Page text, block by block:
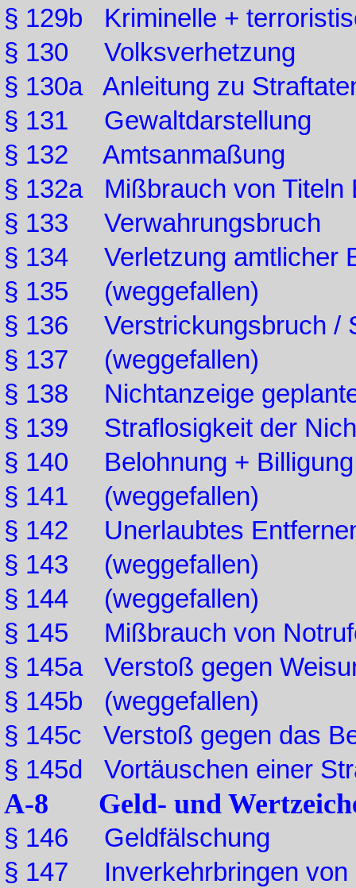
§ 129b Kriminelle +
§ 130 Volksverhetzung
§ 130a Anleitung zu
§ 131 Gewaltdarstellung
§ 132 Amtsanmaßung
§ 132a Mißbrauch von Titeln
§ 133 Verwahrungsbruch
§ 134 Verletzung amtlicher
§ 135 (weggefallen)
§ 136 Verstrickungsbruch /
§ 137 (weggefallen)
§ 138 Nichtanzeige
§ 139 Straflosigkeit der
§ 140 Belohnung + Billigung
§ 141 (weggefallen)
§ 142 Unerlaubtes
§ 143 (weggefallen)
§ 144 (weggefallen)
§ 145 Mißbrauch von
§ 145a Verstoß gegen
§ 145b (weggefallen)
§ 145c Verstoß gegen das
§ 145d Vortäuschen einer
A-8 Geld- und
§ 146 Geldfälschung
§ 147 Inverkehrbringen von